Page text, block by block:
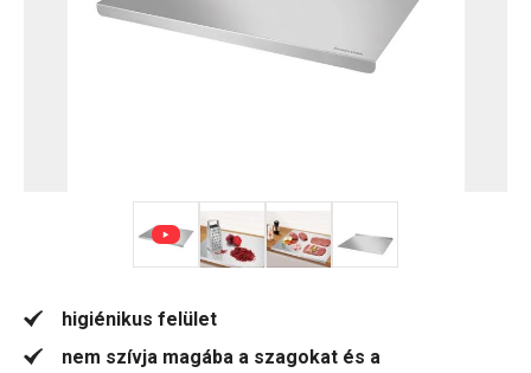
higiénikus felület
nem szívja magába a szagokat és a